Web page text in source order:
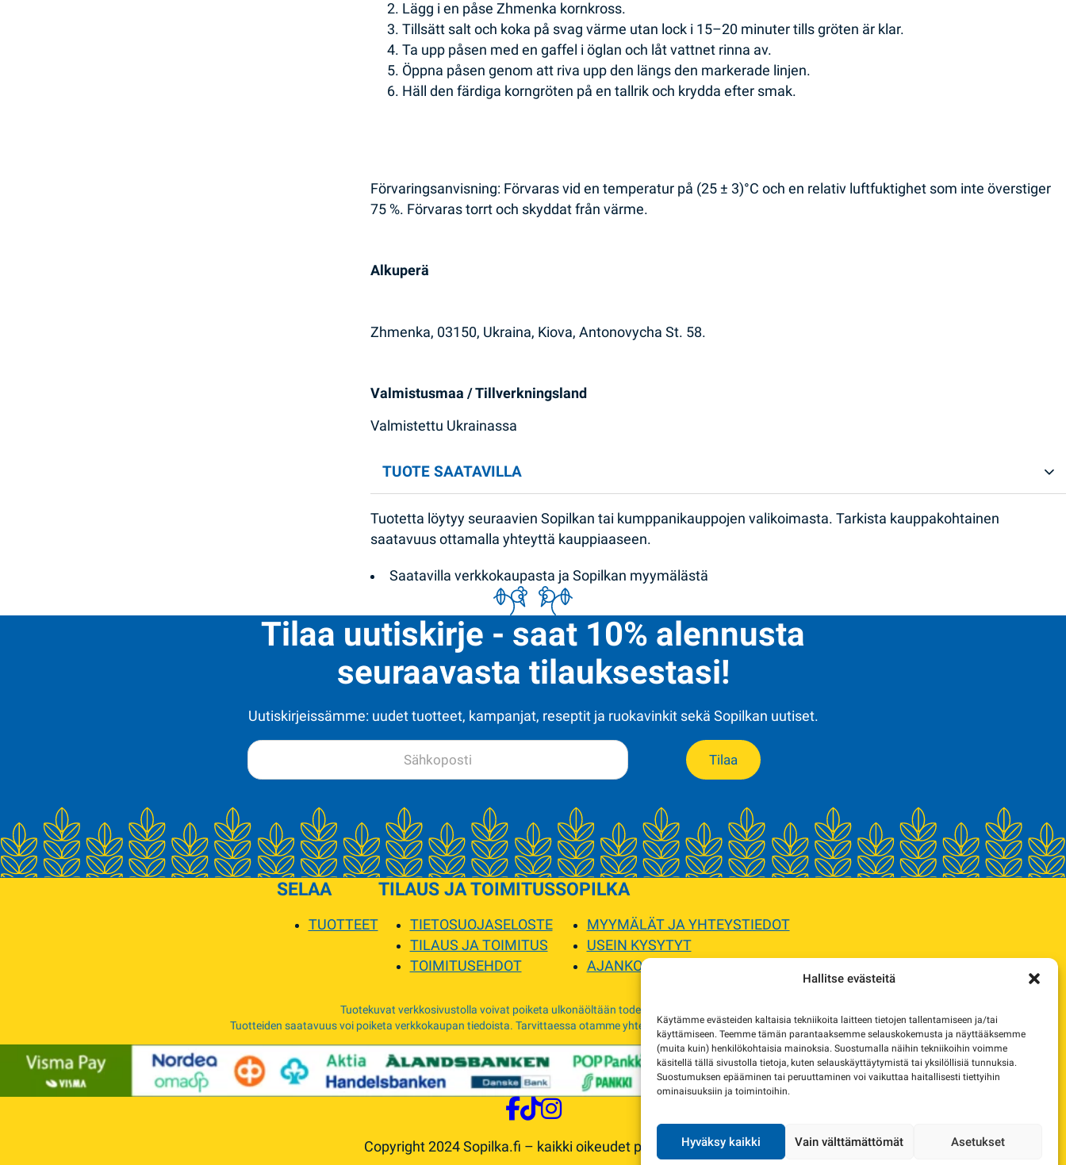
Hallitse evästeitä
Käytämme evästeiden kaltaisia tekniikoita laitteen tietojen tallentamiseen ja/tai
käyttämiseen. Teemme tämän parantaaksemme selauskokemusta ja näyttääksemme
(muita kuin) henkilökohtaisia mainoksia. Suostumalla näihin tekniikoihin voimme
käsitellä tällä sivustolla tietoja, kuten selauskäyttäytymistä tai yksilöllisiä tunnuksia.
Suostumuksen epääminen tai peruuttaminen voi vaikuttaa haitallisesti tiettyihin
ominaisuuksiin ja toimintoihin.
Hyväksy kaikki Vain välttämättömät Asetukset
Lägg i en påse Zhmenka kornkross.
Tillsätt salt och koka på svag värme utan lock i 15–20 minuter tills gröten är klar.
Ta upp påsen med en gaffel i öglan och låt vattnet rinna av.
Öppna påsen genom att riva upp den längs den markerade linjen.
Häll den färdiga korngröten på en tallrik och krydda efter smak.
Förvaringsanvisning: Förvaras vid en temperatur på (25 ± 3)°C och en relativ luftfuktighet som inte överstiger
75 %. Förvaras torrt och skyddat från värme.
Alkuperä
Zhmenka, 03150, Ukraina, Kiova, Antonovycha St. 58.
Valmistusmaa / Tillverkningsland
Valmistettu Ukrainassa
TUOTE SAATAVILLA
Tuotetta löytyy seuraavien Sopilkan tai kumppanikauppojen valikoimasta. Tarkista kauppakohtainen
saatavuus ottamalla yhteyttä kauppiaaseen.
Saatavilla verkkokaupasta ja Sopilkan myymälästä
Tilaa uutiskirje - saat 10% alennusta
seuraavasta tilauksestasi!
Uutiskirjeissämme: uudet tuotteet, kampanjat, reseptit ja ruokavinkit sekä Sopilkan uutiset.
Tilaa
SELAA
TUOTTEET
TILAUS JA TOIMITUS
TIETOSUOJASELOSTE
TILAUS JA TOIMITUS
TOIMITUSEHDOT
SOPILKA
MYYMÄLÄT JA YHTEYSTIEDOT
USEIN KYSYTYT
AJANKOHTAISTA
Tuotekuvat verkkosivustolla voivat poiketa ulkonäöltään todellisista tuotteista.
Tuotteiden saatavuus voi poiketa verkkokaupan tiedoista. Tarvittaessa otamme yhteyttä ja sovimme korvaavista tuotteista.
Copyright 2024 Sopilka.fi – kaikki oikeudet pidätetään